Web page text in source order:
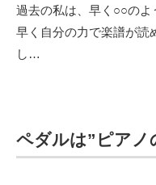
過去の私は、早く○○の
早く自分の力で楽譜が読
し…
ペダルは”ピアノ